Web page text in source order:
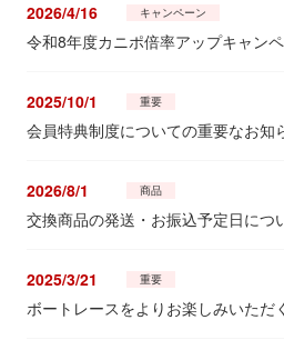
2026/4/16 キャンペーン
令和8年度カニポ倍率アップキャン
2025/10/1 重要
会員特典制度についての重要なお知
2026/8/1 商品
交換商品の発送・お振込予定日につ
2025/3/21 重要
ボートレースをよりお楽しみいただ